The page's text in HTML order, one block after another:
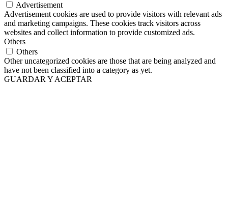
Advertisement
Advertisement cookies are used to provide visitors with relevant ads
and marketing campaigns. These cookies track visitors across
websites and collect information to provide customized ads.
Others
Others
Other uncategorized cookies are those that are being analyzed and
have not been classified into a category as yet.
GUARDAR Y ACEPTAR